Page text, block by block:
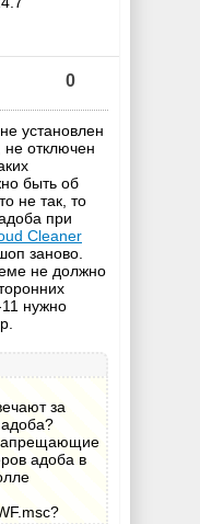
0
установлен
отключен
быть об
не так, то
при
Cleaner
заново.
не должно
нужно
за
адоба?
адоба в